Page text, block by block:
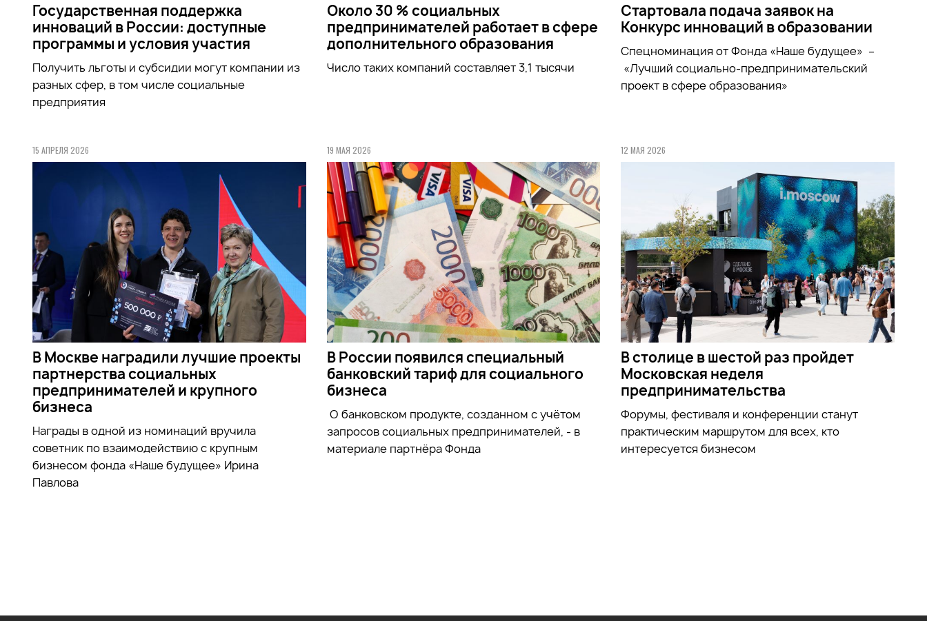
Государственная поддержка
инноваций в России: доступные
программы и условия участия
Получить льготы и субсидии могут компании из
разных сфер, в том числе социальные
предприятия
Около 30 % социальных
предпринимателей работает в сфере
дополнительного образования
Число таких компаний составляет 3,1 тысячи
Стартовала подача заявок на
Конкурс инноваций в образовании
Спецноминация от Фонда «Наше будущее» –
«Лучший социально-предпринимательский
проект в сфере образования»
15 АПРЕЛЯ 2026
В Москве наградили лучшие проекты
партнерства социальных
предпринимателей и крупного
бизнеса
Награды в одной из номинаций вручила
советник по взаимодействию с крупным
бизнесом фонда «Наше будущее» Ирина
Павлова
19 МАЯ 2026
В России появился специальный
банковский тариф для социального
бизнеса
О банковском продукте, созданном с учётом
запросов социальных предпринимателей, - в
материале партнёра Фонда
12 МАЯ 2026
В столице в шестой раз пройдет
Московская неделя
предпринимательства
Форумы, фестиваля и конференции станут
практическим маршрутом для всех, кто
интересуется бизнесом